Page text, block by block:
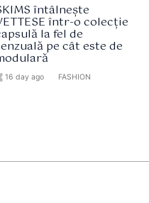
întâlnește
într-o colecție
la fel de
pe cât este de
16 day ago FASHION